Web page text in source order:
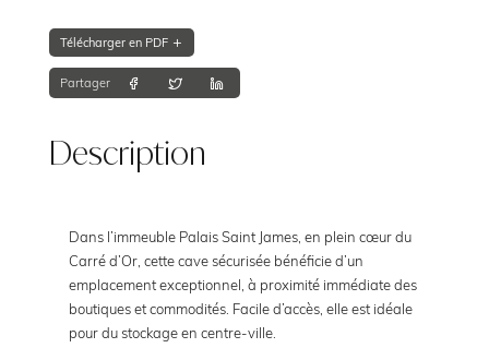
Télécharger en PDF
Partager
Description
Dans l’immeuble Palais Saint James, en plein cœur du
Carré d’Or, cette cave sécurisée bénéficie d’un
emplacement exceptionnel, à proximité immédiate des
boutiques et commodités. Facile d’accès, elle est idéale
pour du stockage en centre-ville.